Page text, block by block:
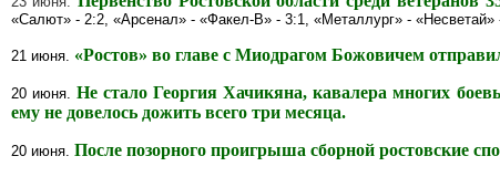
«Салют» - 2:2, «Арсенал» - «Факел-В» - 3:1, «Металлург» -
21 июня. «Ростов» во главе с Миодрагом Божовичем
20 июня. Не стало Георгия Хачикяна, кавалера многих
ему не довелось дожить всего три месяца.
20 июня. После позорного проигрыша сборной ростовские